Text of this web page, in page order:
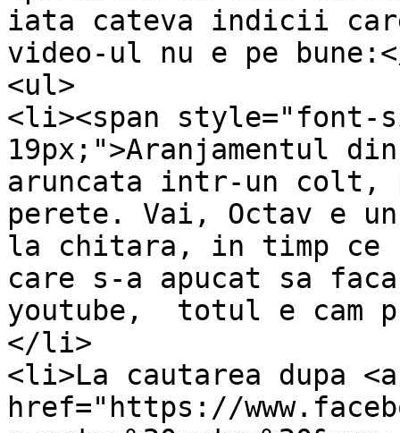
iata cateva indicii
video-ul nu e pe
<ul>
<li><span
19px;">Aranjamentul
aruncata intr-un colt,
perete. Vai, Octav e
la chitara, in timp ce
care s-a apucat sa
youtube,  totul e cam
</li>
<li>La cautarea dupa <a
href="https://